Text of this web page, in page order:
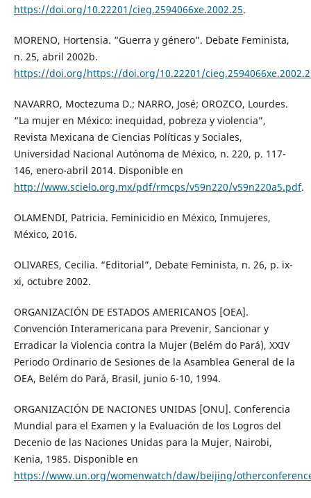
https://doi.org/10.22201/cieg.2594066xe.2002.25.
MORENO, Hortensia. “Guerra y género”. Debate Feminista,
n. 25, abril 2002b.
https://doi.org/https://doi.org/10.22201/
NAVARRO, Moctezuma D.; NARRO, José; OROZCO, Lourdes.
“La mujer en México: inequidad, pobreza y violencia”,
Revista Mexicana de Ciencias Políticas y Sociales,
Universidad Nacional Autónoma de México, n. 220, p. 117-
146, enero-abril 2014. Disponible en
http://www.scielo.org.mx/pdf/rmcps/v59n220/v59n220a5.pdf.
OLAMENDI, Patricia. Feminicidio en México, Inmujeres,
México, 2016.
OLIVARES, Cecilia. “Editorial”, Debate Feminista, n. 26, p. ix-
xi, octubre 2002.
ORGANIZACIÓN DE ESTADOS AMERICANOS [OEA].
Convención Interamericana para Prevenir, Sancionar y
Erradicar la Violencia contra la Mujer (Belém do Pará), XXIV
Periodo Ordinario de Sesiones de la Asamblea General de la
OEA, Belém do Pará, Brasil, junio 6-10, 1994.
ORGANIZACIÓN DE NACIONES UNIDAS [ONU]. Conferencia
Mundial para el Examen y la Evaluación de los Logros del
Decenio de las Naciones Unidas para la Mujer, Nairobi,
Kenia, 1985. Disponible en
https://www.un.org/womenwatch/daw/beijing/